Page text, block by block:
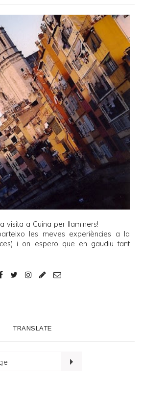
visita a Cuina per llaminers!
les meves experiències a la
i on espero que en gaudiu tant
TRANSLATE